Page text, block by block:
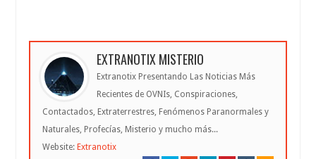
EXTRANOTIX MISTERIO
Extranotix Presentando Las Noticias Más
Recientes de OVNIs, Conspiraciones,
Contactados, Extraterrestres, Fenómenos Paranormales y
Naturales, Profecías, Misterio y mucho más...
Website: Extranotix